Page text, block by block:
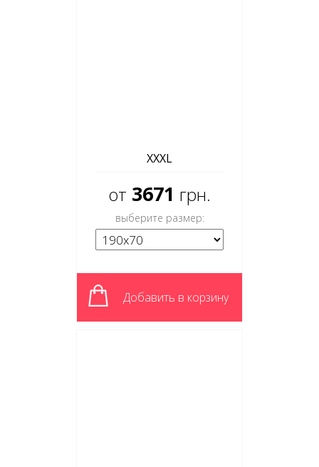
XXXL
от 3671 грн.
выберите размер:
Добавить в корзину